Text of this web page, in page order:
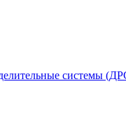
системы